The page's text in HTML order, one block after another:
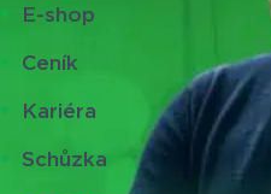
E-shop
Ceník
Kariéra
Schůzka